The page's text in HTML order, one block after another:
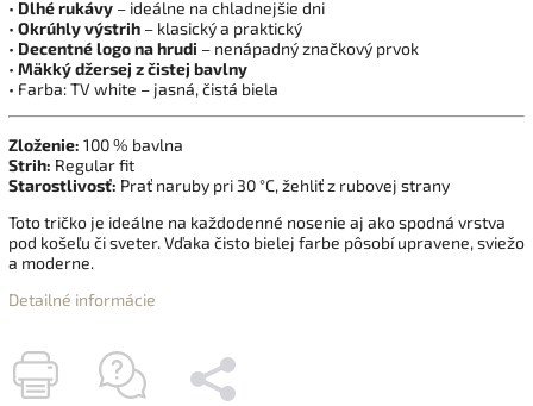
• Dlhé rukávy – ideálne na chladnejšie dni
• Okrúhly výstrih – klasický a praktický
• Decentné logo na hrudi – nenápadný značkový prvok
• Mäkký džersej z čistej bavlny
• Farba: TV white – jasná, čistá biela
Zloženie: 100 % bavlna
Strih: Regular fit
Starostlivosť: Prať naruby pri 30 °C, žehliť z rubovej strany
Toto tričko je ideálne na každodenné nosenie aj ako spodná vrstva
pod košeľu či sveter. Vďaka čisto bielej farbe pôsobí upravene, sviežo
a moderne.
Detailné informácie